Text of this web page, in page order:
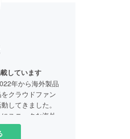
しています
年から海外製品
クラウドファン
してきました。
ユニークな海外製
ろしくお願いいた